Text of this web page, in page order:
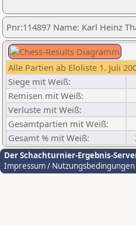
Pnr:114897 Name: Karl Heinz
Alle Partien ab Eloliste 1. Juli
Siege mit Weiß:
Remisen mit Weiß:
Verluste mit Weiß:
Gesamtpartien mit Weiß:
Gesamt % mit Weiß:
Der Schachturnier-Ergebnis-
Impressum / Nutzungsbedingungen